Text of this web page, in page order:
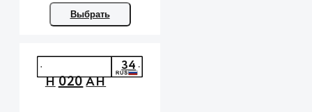
Выбрать
Н020АН
34